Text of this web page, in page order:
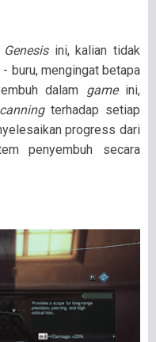
Genesis ini, kalian tidak
buru, mengingat betapa
dalam game ini,
terhadap setiap
progress dari
penyembuh secara